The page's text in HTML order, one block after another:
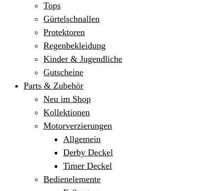
Tops
Gürtelschnallen
Protektoren
Regenbekleidung
Kinder & Jugendliche
Gutscheine
Parts & Zubehör
Neu im Shop
Kollektionen
Motorverzierungen
Allgemein
Derby Deckel
Timer Deckel
Bedienelemente